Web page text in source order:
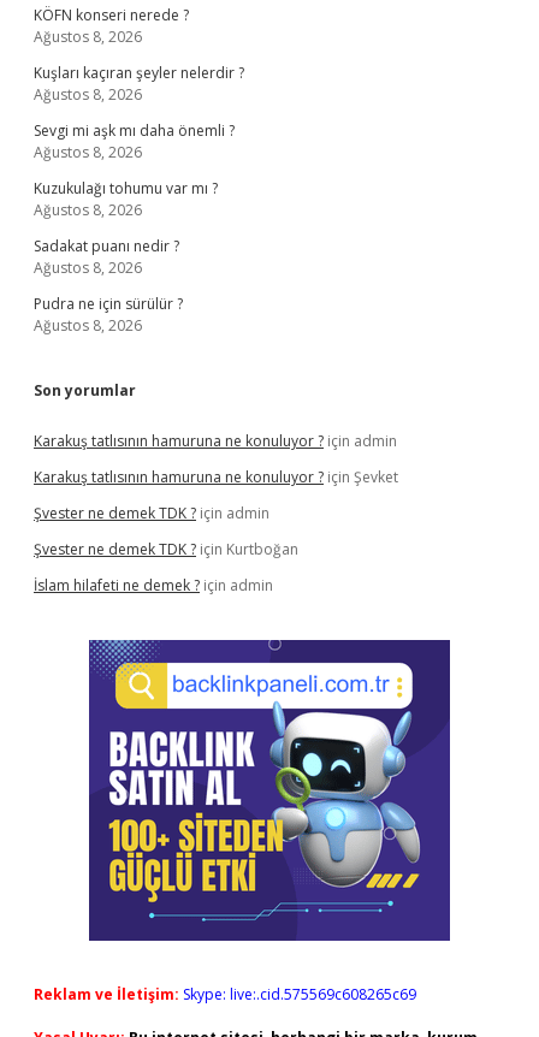
KÖFN konseri nerede ?
Ağustos 8, 2026
Kuşları kaçıran şeyler nelerdir ?
Ağustos 8, 2026
Sevgi mi aşk mı daha önemli ?
Ağustos 8, 2026
Kuzukulağı tohumu var mı ?
Ağustos 8, 2026
Sadakat puanı nedir ?
Ağustos 8, 2026
Pudra ne için sürülür ?
Ağustos 8, 2026
Son yorumlar
Karakuş tatlısının hamuruna ne konuluyor ? için admin
Karakuş tatlısının hamuruna ne konuluyor ? için Şevket
Şvester ne demek TDK ? için admin
Şvester ne demek TDK ? için Kurtboğan
İslam hilafeti ne demek ? için admin
Reklam ve İletişim: Skype: live:.cid.575569c608265c69